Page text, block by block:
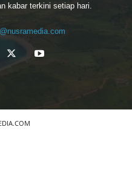
kabar terkini setiap hari.